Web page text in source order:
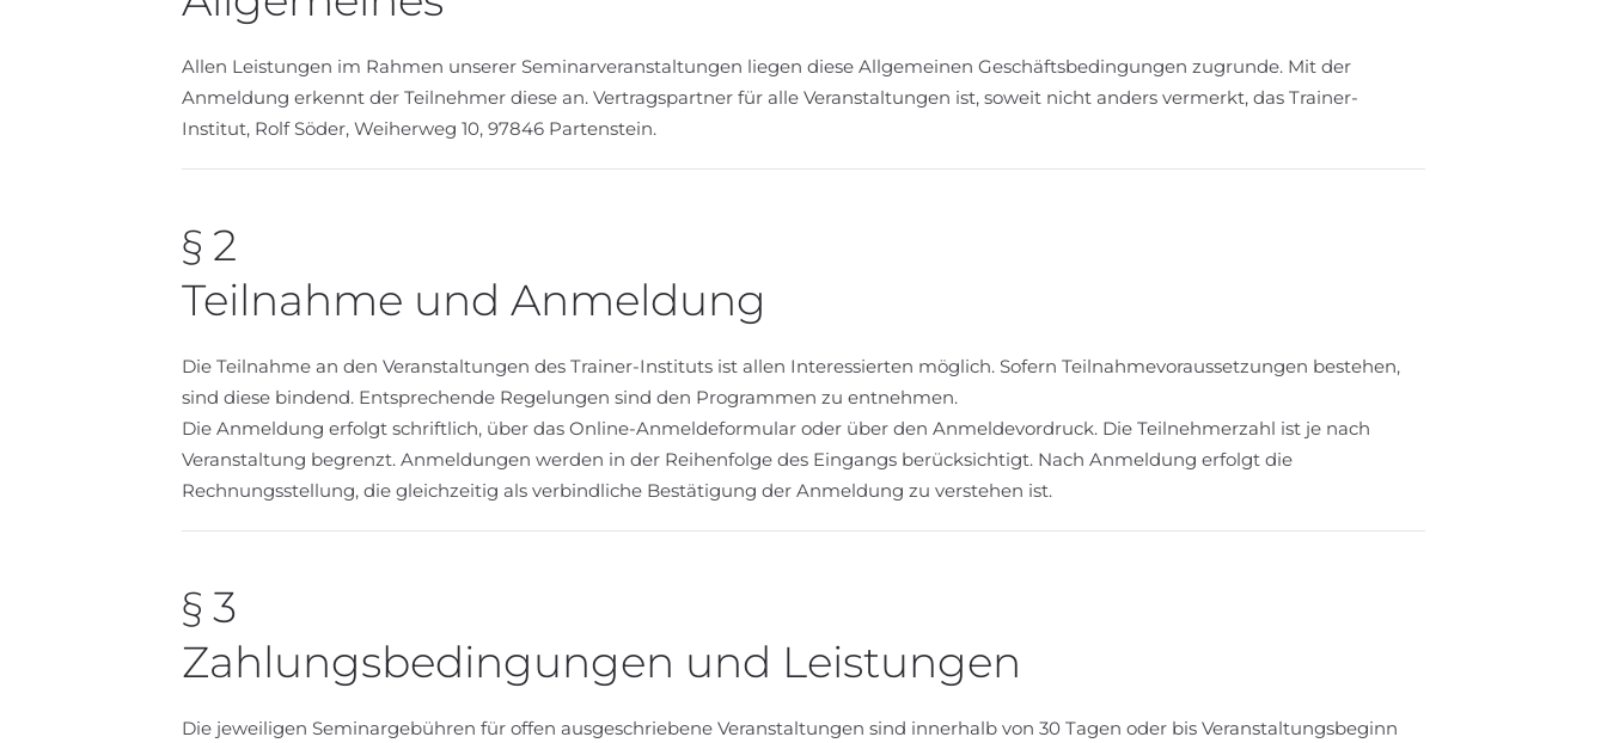
Allen Leistungen im Rahmen unserer Seminarveranstaltungen liegen diese Allgemeinen Geschäftsbedingungen zugrunde. Mit der
Anmeldung erkennt der Teilnehmer diese an. Vertragspartner für alle Veranstaltungen ist, soweit nicht anders vermerkt, das Trainer-
Institut, Rolf Söder, Weiherweg 10, 97846 Partenstein.
§ 2
Teilnahme und Anmeldung
Die Teilnahme an den Veranstaltungen des Trainer-Instituts ist allen Interessierten möglich. Sofern Teilnahmevoraussetzungen bestehen,
sind diese bindend. Entsprechende Regelungen sind den Programmen zu entnehmen.
Die Anmeldung erfolgt schriftlich, über das Online-Anmeldeformular oder über den Anmeldevordruck. Die Teilnehmerzahl ist je nach
Veranstaltung begrenzt. Anmeldungen werden in der Reihenfolge des Eingangs berücksichtigt. Nach Anmeldung erfolgt die
Rechnungsstellung, die gleichzeitig als verbindliche Bestätigung der Anmeldung zu verstehen ist.
§ 3
Zahlungsbedingungen und Leistungen
Die jeweiligen Seminargebühren für offen ausgeschriebene Veranstaltungen sind innerhalb von 30 Tagen oder bis Veranstaltungsbeginn